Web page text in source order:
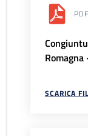
PDF
SCARICA